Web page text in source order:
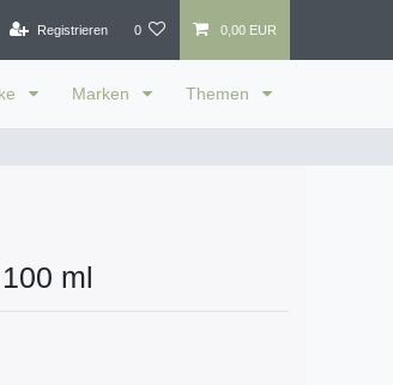
Registrieren 0 0,00 EUR
Marken Themen
ml